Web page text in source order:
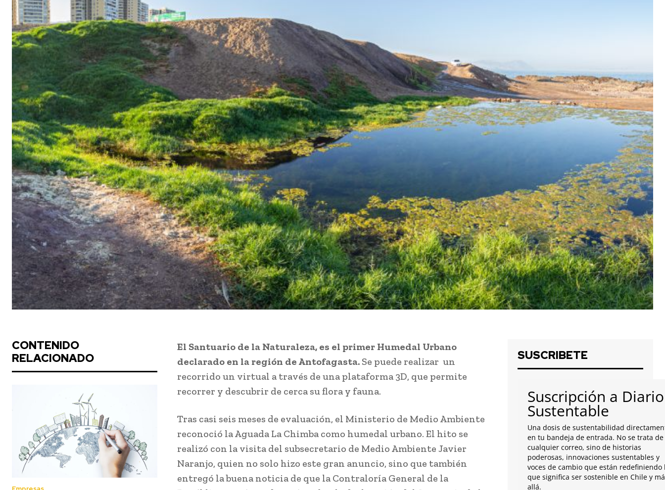
CONTENIDO
RELACIONADO
El Santuario de la Naturaleza, es el primer Humedal Urbano
declarado en la región de Antofagasta. Se puede realizar un
recorrido un virtual a través de una plataforma 3D, que permite
recorrer y descubrir de cerca su flora y fauna.
Tras casi seis meses de evaluación, el Ministerio de Medio Ambiente
reconoció la Aguada La Chimba como humedal urbano. El hito se
realizó con la visita del subsecretario de Medio Ambiente Javier
Naranjo, quien no solo hizo este gran anuncio, sino que también
entregó la buena noticia de que la Contraloría General de la
SUSCRIBETE
Suscripción a Diario
Sustentable
Una dosis de sustentabilidad
en tu bandeja de entrada. No se trata de
cualquier correo, sino de historias
poderosas, innovaciones sustentables y
voces de cambio que están redefiniendo
que significa ser sostenible en Chile y
allá.